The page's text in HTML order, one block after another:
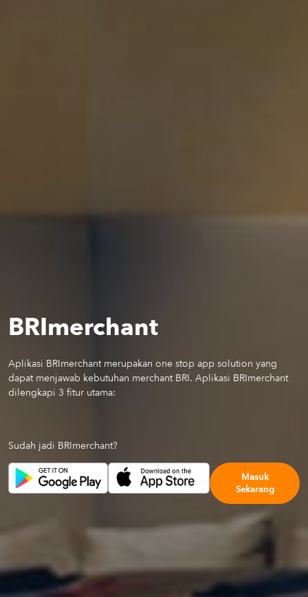
BRImerchant
Aplikasi BRImerchant merupakan one stop app solution yang
dapat menjawab kebutuhan merchant BRI. Aplikasi BRImerchant
dilengkapi 3 fitur utama:
Sudah jadi BRImerchant?
Masuk
Sekarang